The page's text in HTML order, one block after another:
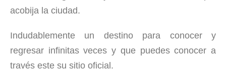
acobija la ciudad.
Indudablemente un destino para conocer y
regresar infinitas veces y que puedes conocer a
través este su sitio oficial.